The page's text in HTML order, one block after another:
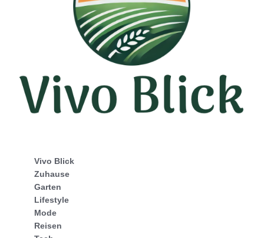
Vivo Blick
Zuhause
Garten
Lifestyle
Mode
Reisen